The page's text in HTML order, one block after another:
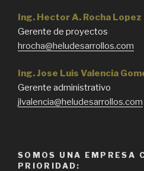
Ing. Hector A. Rocha Lopez
Gerente de proyectos
hrocha@heludesarrollos.com
Ing. Jose Luis Valencia
Gerente administrativo
jlvalencia@heludesarrollos.com
SOMOS UNA EMPRESA
PRIORIDAD: